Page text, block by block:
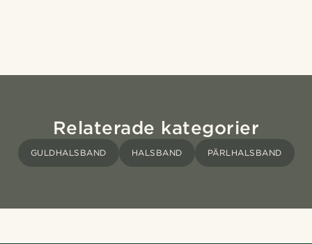
Relaterade kategorier
GULDHALSBAND HALSBAND PÄRLHALSBAND